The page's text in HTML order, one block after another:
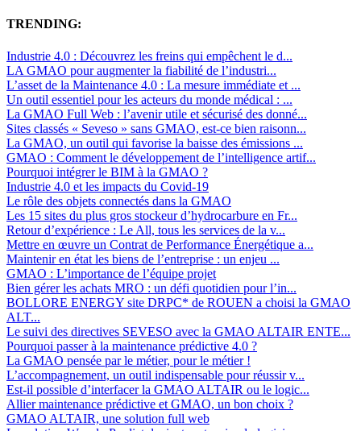
TRENDING:
Industrie 4.0 : Découvrez les freins qui empêchent le d...
LA GMAO pour augmenter la fiabilité de l’industri...
L’asset de la Maintenance 4.0 : La mesure immédiate et ...
Un outil essentiel pour les acteurs du monde médical : ...
La GMAO Full Web : l’avenir utile et sécurisé des donné...
Sites classés « Seveso » sans GMAO, est-ce bien raisonn...
La GMAO, un outil qui favorise la baisse des émissions ...
GMAO : Comment le développement de l’intelligence artif...
Pourquoi intégrer le BIM à la GMAO ?
Industrie 4.0 et les impacts du Covid-19
Le rôle des objets connectés dans la GMAO
Les 15 sites du plus gros stockeur d’hydrocarbure en Fr...
Retour d’expérience : Le All, tous les services de la v...
Mettre en œuvre un Contrat de Performance Énergétique a...
Maintenir en état les biens de l’entreprise : un enjeu ...
GMAO : L’importance de l’équipe projet
Bien gérer les achats MRO : un défi quotidien pour l’in...
BOLLORE ENERGY site DRPC* de ROUEN a choisi la GMAO
ALT...
Le suivi des directives SEVESO avec la GMAO ALTAIR ENTE...
Pourquoi passer à la maintenance prédictive 4.0 ?
La GMAO pensée par le métier, pour le métier !
L’accompagnement, un outil indispensable pour réussir v...
Est-il possible d’interfacer la GMAO ALTAIR ou le logic...
Allier maintenance prédictive et GMAO, un bon choix ?
GMAO ALTAIR, une solution full web